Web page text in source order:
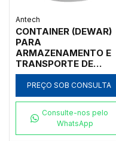
Antech
CONTAINER (DEWAR)
PARA
ARMAZENAMENTO E
TRANSPORTE DE
NITROGÊNIO LÍQUIDO,
35L, ALUMÍNIO,
BOMBA MANUAL,
ALARME/MONITOR
TEMP E NÍVEL NL2
PREÇO SOB CONSULTA
Consulte-nos pelo
WhatsApp